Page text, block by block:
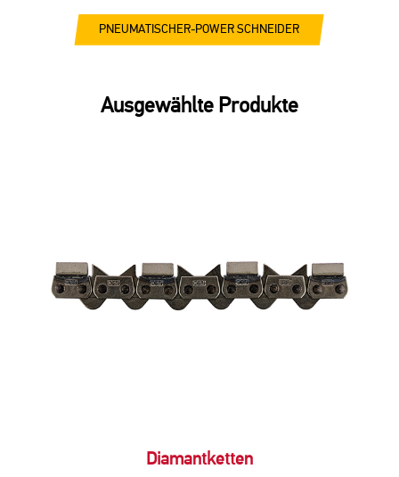
PNEUMATISCHER-POWER SCHNEIDER
Ausgewählte Produkte
Diamantketten